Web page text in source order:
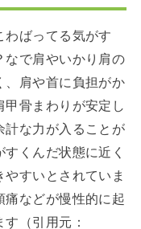
わばってる気がす
なで肩やいかり肩の
、肩や首に負担がか
骨まわりが安定し
計な力が入ることが
くんだ状態に近く
すいとされていま
痛などが慢性的に起
（引用元：